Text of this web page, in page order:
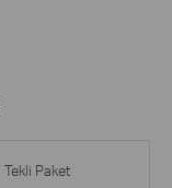
Tekli Paket